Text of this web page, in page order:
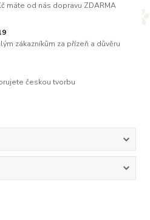
máte od nás dopravu ZDARMA
zákazníkům za přízeň a důvěru
českou tvorbu